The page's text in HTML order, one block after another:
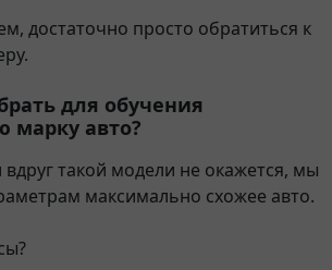
достаточно просто обратиться к
для обучения
марку авто?
такой модели не окажется, мы
максимально схожее авто.